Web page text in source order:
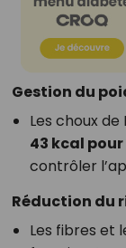
Gestion du
Les choux
43 kcal pour
contrôler
Réduction du
Les fibres et